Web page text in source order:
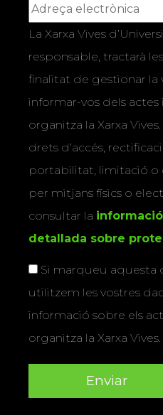
La Xarxa Vives
responsable, tractarà
finalitat de gestionar la
informar-vos dels
organitza la Xarxa
drets d’accés,
portabilitat, limitació o
per mitjans físics o
consultar la
detallada sobre
Si marqueu aquesta
utilitzem les vostres
informació sobre els
organitza la Xarxa Vives.